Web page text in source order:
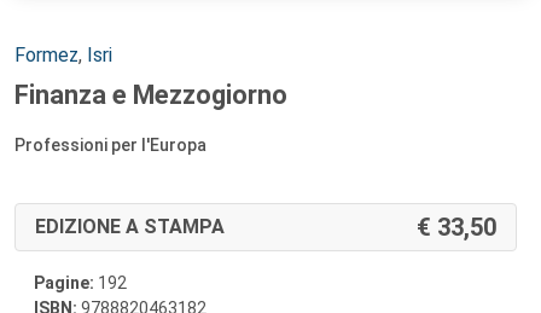
Autori:
Formez, Isri
Finanza e Mezzogiorno
Professioni per l'Europa
EDIZIONE A STAMPA 33,50
Pagine: 192
ISBN: 9788820463182